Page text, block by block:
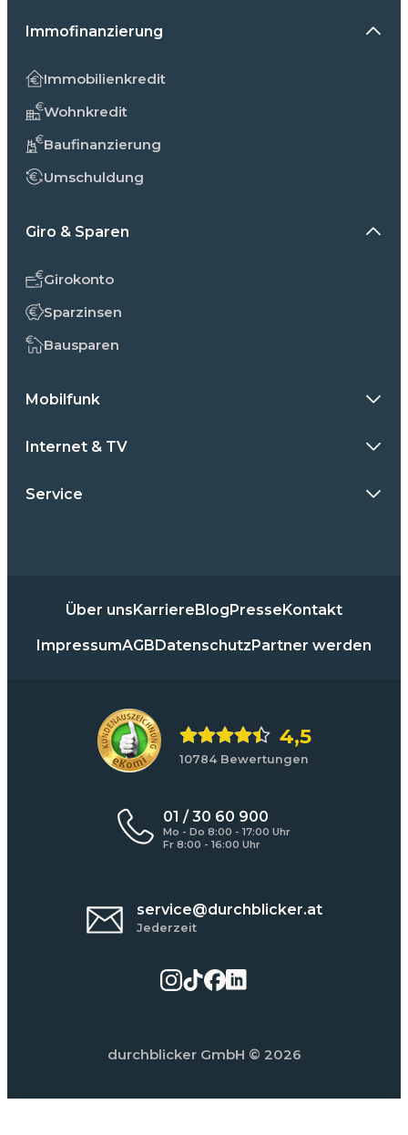
Immofinanzierung
Immobilienkredit
Wohnkredit
Baufinanzierung
Umschuldung
Giro & Sparen
Girokonto
Sparzinsen
Bausparen
Mobilfunk
Internet & TV
Service
Über uns Karriere Blog Presse Kontakt
ImpressumAGB Datenschutz Partner werden
4,5
10784 Bewertungen
01 / 30 60 900
Mo - Do 8:00 - 17:00 Uhr
Fr 8:00 - 16:00 Uhr
service@durchblicker.at
Jederzeit
durchblicker GmbH © 2026